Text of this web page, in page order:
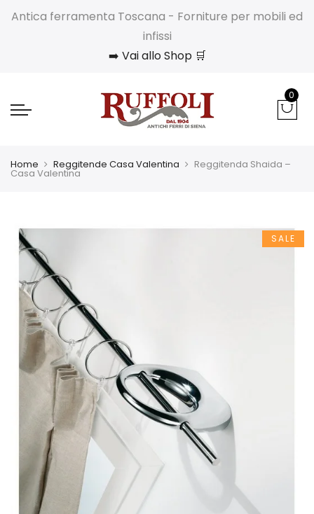
Antica ferramenta Toscana - Forniture per mobili ed
infissi
➡️ Vai allo Shop 🛒
0
Home Reggitende Casa Valentina Reggitenda Shaida –
Casa Valentina
SALE